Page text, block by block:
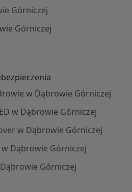
Górniczej
Górniczej
w Dąbrowie Górniczej
w Dąbrowie Górniczej
w Dąbrowie Górniczej
Dąbrowie Górniczej
Górniczej